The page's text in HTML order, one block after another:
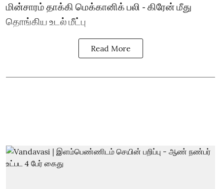
மின்சாரம் தாக்கி மெக்கானிக் பலி - கிரேன் மீது
தொங்கிய உடல் மீட்பு
Read More